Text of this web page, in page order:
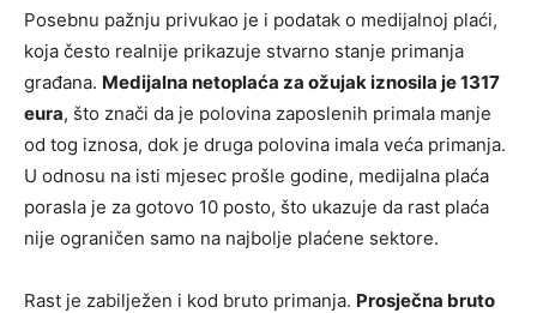
Posebnu pažnju privukao je i podatak o medijalnoj plaći,
koja često realnije prikazuje stvarno stanje primanja
građana. Medijalna netoplaća za ožujak iznosila je 1317
eura, što znači da je polovina zaposlenih primala manje
od tog iznosa, dok je druga polovina imala veća primanja.
U odnosu na isti mjesec prošle godine, medijalna plaća
porasla je za gotovo 10 posto, što ukazuje da rast plaća
nije ograničen samo na najbolje plaćene sektore.
Rast je zabilježen i kod bruto primanja. Prosječna bruto